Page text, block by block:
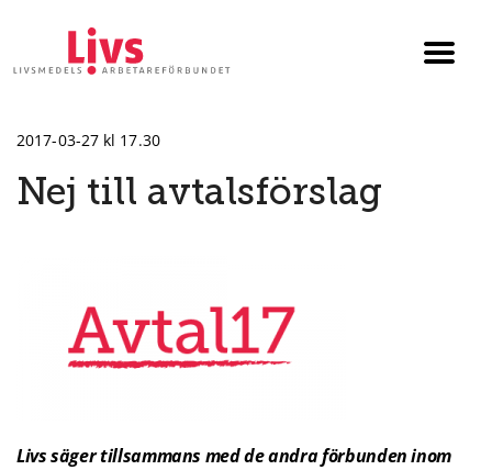
2017-03-27 kl 17.30
Nej till avtalsförslag
Livs säger tillsammans med de andra förbunden inom